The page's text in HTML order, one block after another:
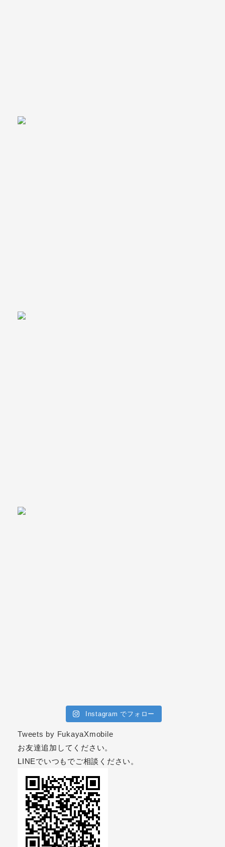
Instagram でフォロー
Tweets by FukayaXmobile
お友達追加してください。
LINEでいつもでご相談ください。